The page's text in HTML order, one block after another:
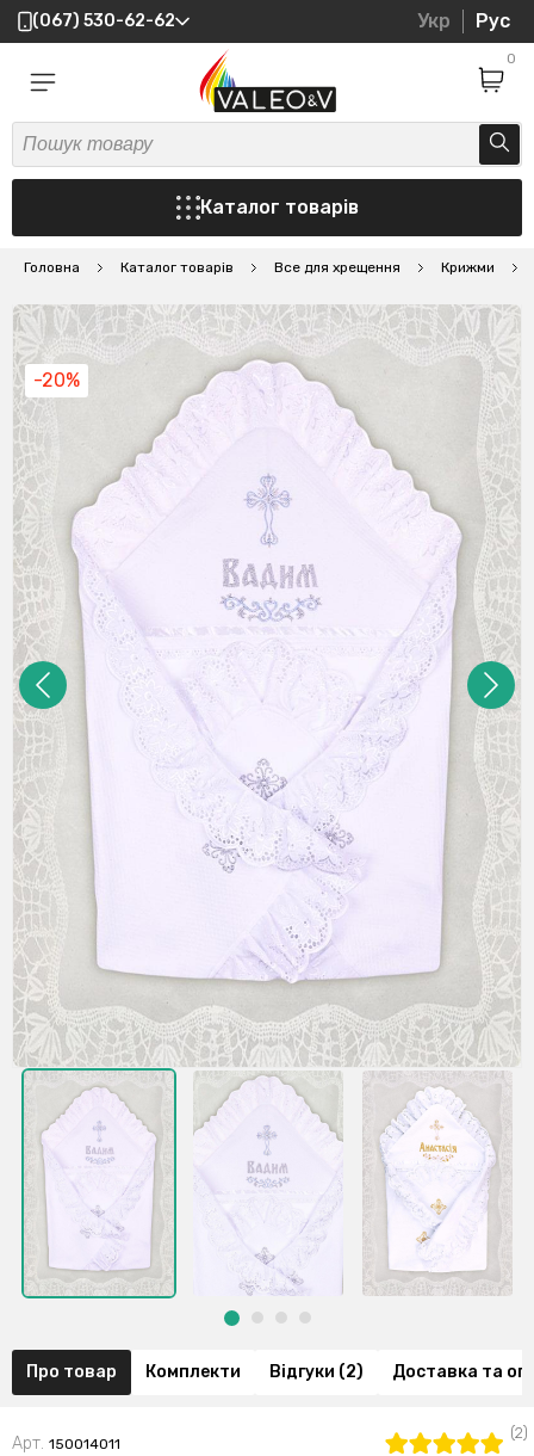
(067) 530-62-62 Укр Рус
0
Каталог товарів
Головна Каталог товарів Все для хрещення Крижми
-20%
Про товар Комплекти Відгуки (2) Доставка та
Арт. 150014011
(2)